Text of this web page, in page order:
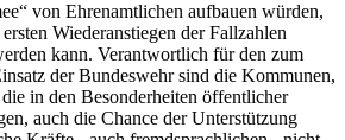
von Ehrenamtlichen aufbauen würden,
Wiederanstiegen der Fallzahlen
kann. Verantwortlich für den zum
der Bundeswehr sind die Kommunen,
in den Besonderheiten öffentlicher
auch die Chance der Unterstützung